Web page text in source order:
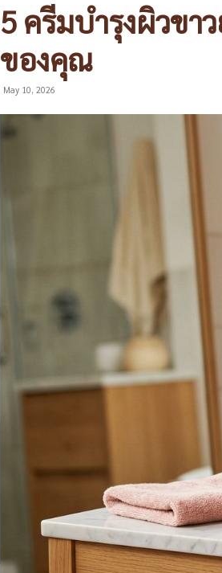
5 ครีมบำรุงผิวขา
ของคุณ
May 10, 2026